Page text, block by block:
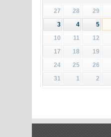
27 28 29
3
4 5
10
11 12
17
18 19
24
25 26
31
1 2